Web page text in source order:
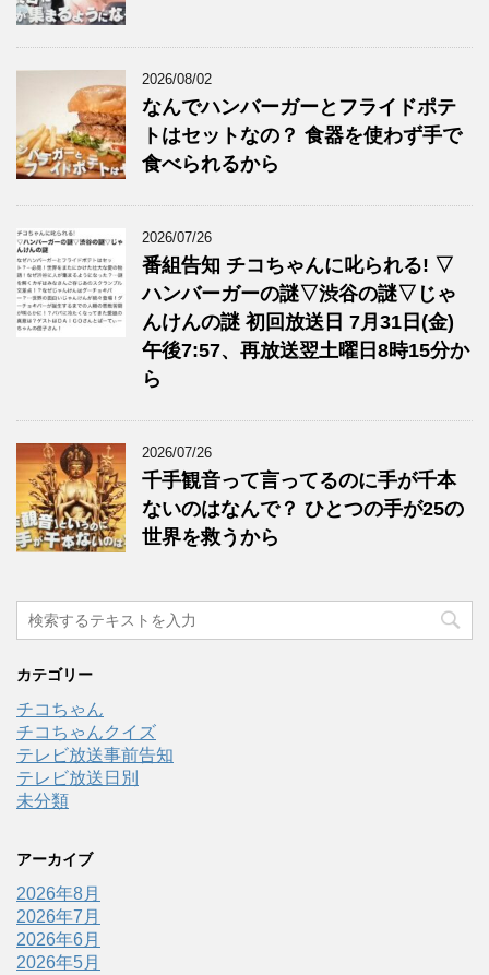
2026/08/02
なんでハンバーガーとフライドポテ
トはセットなの？ 食器を使わず手で
食べられるから
2026/07/26
番組告知 チコちゃんに叱られる! ▽
ハンバーガーの謎▽渋谷の謎▽じゃ
んけんの謎 初回放送日 7月31日(金)
午後7:57、再放送翌土曜日8時15分か
ら
2026/07/26
千手観音って言ってるのに手が千本
ないのはなんで？ ひとつの手が25の
世界を救うから
カテゴリー
チコちゃん
チコちゃんクイズ
テレビ放送事前告知
テレビ放送日別
未分類
アーカイブ
2026年8月
2026年7月
2026年6月
2026年5月